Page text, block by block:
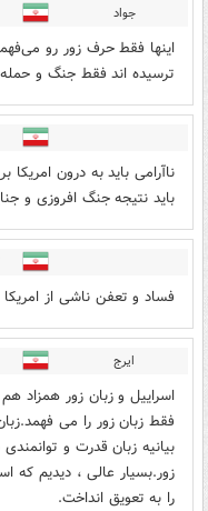
جواد
اینها فقط حرف زور رو
ترسیده اند فقط جنگ و
ناآرامی باید به درون
باید نتیجه جنگ افروزی و
فساد و تعفن ناشی از
ایرج
اسراییل و زبان زور همزاد
فقط زبان زور را می
بیانیه زبان قدرت و
زور.بسیار عالی ، دیدیم که
را به تعویق انداخت.